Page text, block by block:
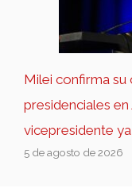
Milei confirma su
presidenciales
vicepresidente
5 de agosto de 2026